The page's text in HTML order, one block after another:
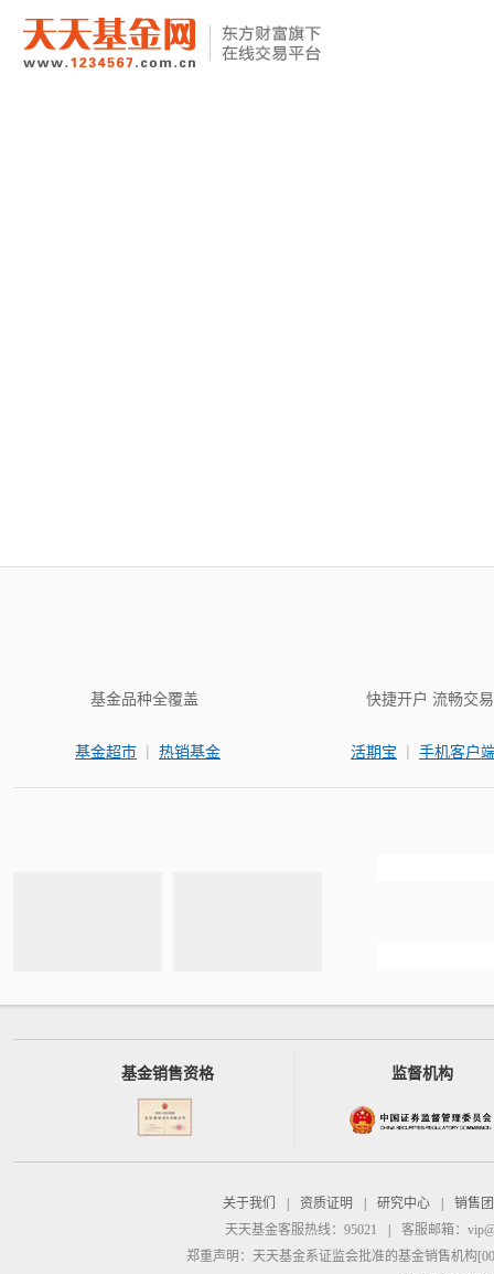
基金品种全覆盖
基金超市 | 热销基金
快捷开户 流畅交易
活期宝 | 手机客户
基金销售资格 监督机构
关于我们 资质证明 研究中心
销售
天天基金客服热线：95021
客服邮箱：
郑重声明： 天天基金系证监会批准的基金销售机构